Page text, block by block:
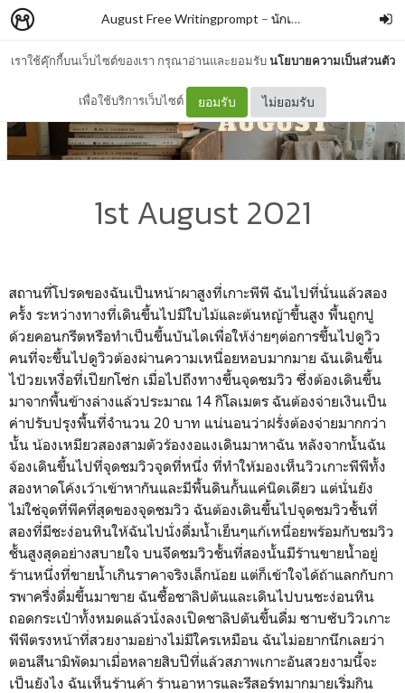
เราใช้คุ๊กกี้บนเว็บไซต์ของเรา กรุณาอ่านและยอมรับนโยบายความเป็นส่วนตัว
เพื่อใช้บริการเว็บไซต์ ยอมรับ ไม่ยอมรับ
August Free Writingprompt – นักเล่าเรื่อง
1st August 2021
สถานที่โปรดของฉันเป็นหน้าผาสูงที่เกาะพีพี ฉันไปที่นั่นแล้วสอง
ครั้ง ระหว่างทางที่เดินขึ้นไปมีใบไม้และต้นหญ้าขึ้นสูง พื้นถูกปู
ด้วยคอนกรีตหรือทำเป็นขึ้นบันไดเพื่อให้ง่ายๆต่อการขึ้นไปดูวิว
คนที่จะขึ้นไปดูวิวต้องผ่านความเหนื่อยหอบมากมาย ฉันเดินขึ้น
ไป้วยเหงื่อที่เปียกโซ่ก เมื่อไปถึงทางขึ้นจุดชมวิว ซึ่งต้องเดินขึ้น
มาจากพื้นข้างล่างแล้วประมาณ 14 กิโลเมตร ฉันต้องจ่ายเงินเป็น
ค่าปรับปรุงพื้นที่จำนวน 20 บาท แน่นอนว่าฝรั่งต้องจ่ายมากกว่า
นั้น น้องเหมียวสองสามตัวร้องงอแงเดินมาหาฉัน หลังจากนั้นฉัน
จ้องเดินขึ้นไปที่จุดชมวิวจุดที่หนึ่ง ที่ทำให้มองเห็นวิวเกาะพีพีทั้ง
สองหาดโค้งเว้าเข้าหากันและมีพื้นดินกั้นแค่นิดเดียว แต่นั่นยัง
ไม่ใช่จุดที่พีคที่สุดของจุดชมวิว ฉันต้องเดินขึ้นไปจุดชมวิวชั้นที่
สองที่มีชะง่อนหินให้ฉันไปนั่งดื่มน้ำเย็นๆแก้เหนื่อยพร้อมกับชมวิว
ชั้นสูงสุดอย่างสบายใจ บนจึดชมวิวชั้นที่สองนั้นมีร้านขายน้ำอยู่
ร้านหนึ่งที่ขายน้ำเกินราคาจริงเล็กน้อย แต่ก็เข้าใจได้ถ้าแลกกับกา
รพาครื่งดื่มขึ้นมาขาย ฉันซื้อชาลิปตันและเดินไปบนชะง่อนหิน
ถอดกระเป๋าทั้งหมดแล้วนั่งลงเปิดชาลิปตันขึ้นดื่ม ซาบซับวิวเกาะ
พีพีตรงหน้าที่สวยงามอย่างไม่มีใครเหมือน ฉันไม่อยากนึกเลยว่า
ตอนสึนามิพัดมาเมื่อหลายสิบปีที่แล้วสภาพเกาะอันสวยงามนี้จะ
เป็นยังไง ฉันเห็นร้านค้า ร้านอาหารและรีสอร์ทมากมายเริ่มกิน